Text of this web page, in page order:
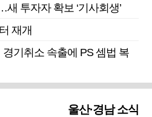
투자자 확보 ‘기사회생’
재개
기취소 속출에 PS 셈법 복
울산·경남 소식